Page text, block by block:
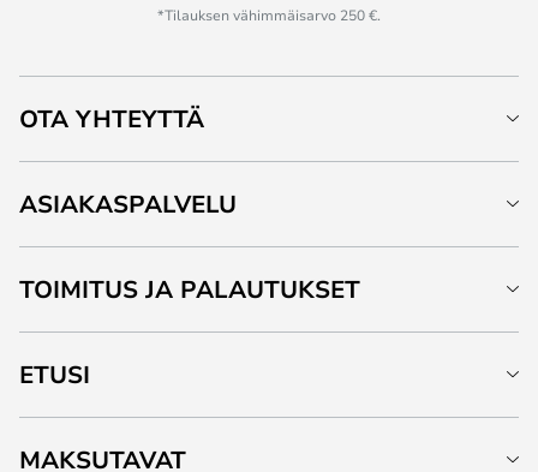
*Tilauksen vähimmäisarvo 250 €.
OTA YHTEYTTÄ
ASIAKASPALVELU
TOIMITUS JA PALAUTUKSET
ETUSI
MAKSUTAVAT